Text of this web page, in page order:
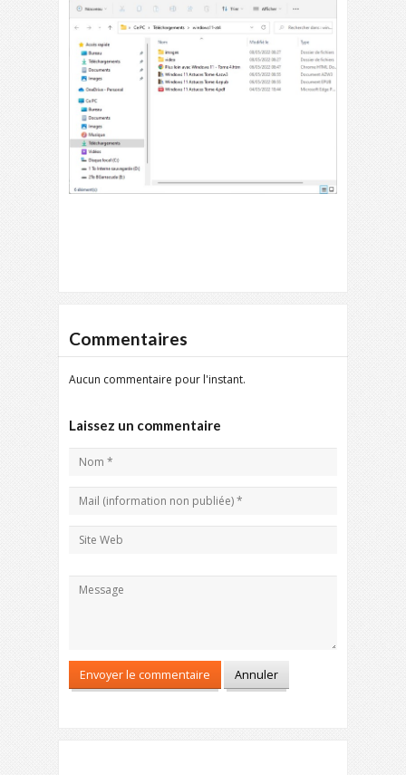
Commentaires
Aucun commentaire pour l'instant.
Laissez un commentaire